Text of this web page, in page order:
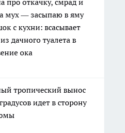
про откачку, смрад и
мух — засыпаю в яму
с кухни: всасывает
дачного туалета в
ока
тропический вынос
идет в сторону